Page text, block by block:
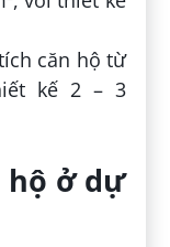
căn hộ từ
kế 2 – 3
hộ ở dự